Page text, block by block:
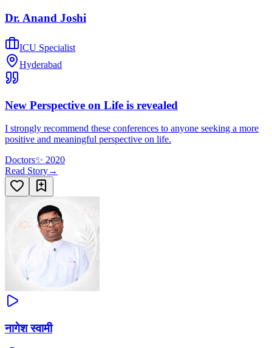
Dr. Anand Joshi
ICU Specialist
Hyderabad
New Perspective on Life is revealed
I strongly recommend these conferences to anyone seeking a more
positive and meaningful perspective on life.
Doctors✨ 2020
Read Story→
नागेश स्वामी